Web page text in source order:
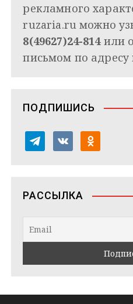
рекламного
ruzaria.ru можно
8(49627)24-814или
письмом по адресу
ПОДПИШИСЬ
e
e
a
v
k
n
d
o
РАССЫЛКА